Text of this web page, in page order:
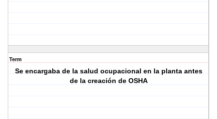
Term
Se encargaba de la salud ocupacional en la planta antes
de la creación de OSHA